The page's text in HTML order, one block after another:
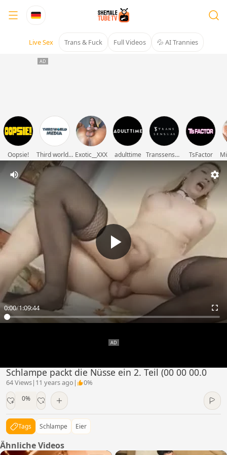
Live Sex Trans & Fuck Full Videos 💦 AI Trannies
Oopsie! Third world media movies Exotic__XXX adulttime Transsensual TsFactor
0:00/1:09:44
Schlampe packt die Nüsse ein 2. Teil (00 00 00.0
64 Views| 11 years ago | 0%
0%
Tags Schlampe Eier
Ähnliche Videos